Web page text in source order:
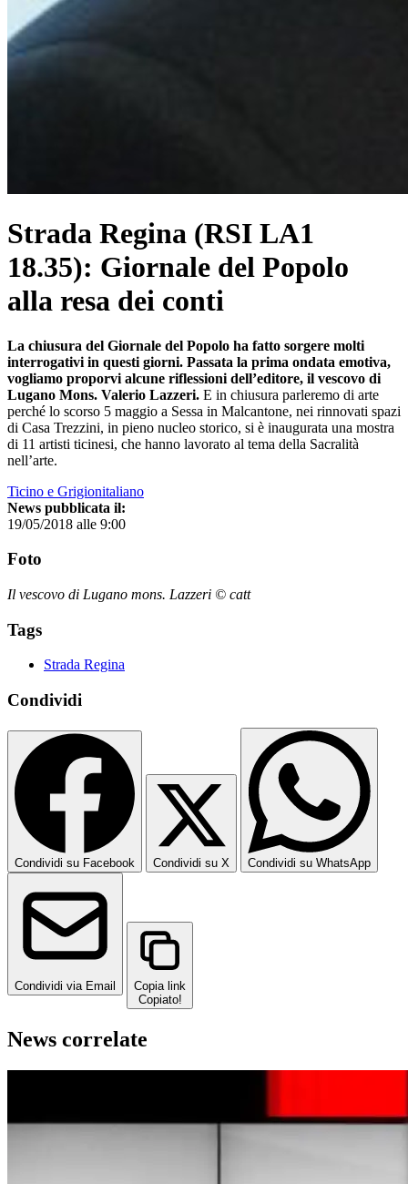
Strada Regina (RSI LA1
18.35): Giornale del Popolo
alla resa dei conti
La chiusura del Giornale del Popolo ha fatto sorgere molti
interrogativi in questi giorni. Passata la prima ondata emotiva,
vogliamo proporvi alcune riflessioni dell’editore, il vescovo di
Lugano Mons. Valerio Lazzeri. E in chiusura parleremo di arte
perché lo scorso 5 maggio a Sessa in Malcantone, nei rinnovati spazi
di Casa Trezzini, in pieno nucleo storico, si è inaugurata una mostra
di 11 artisti ticinesi, che hanno lavorato al tema della Sacralità
nell’arte.
Ticino e Grigionitaliano
News pubblicata il:
19/05/2018 alle 9:00
Foto
Il vescovo di Lugano mons. Lazzeri © catt
Tags
Strada Regina
Condividi
Condividi su Facebook Condividi su X Condividi su WhatsApp
Condividi via Email
Copia link
Copiato!
News correlate